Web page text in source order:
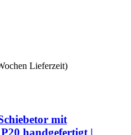
Lieferzeit)
mit
handgefertigt |